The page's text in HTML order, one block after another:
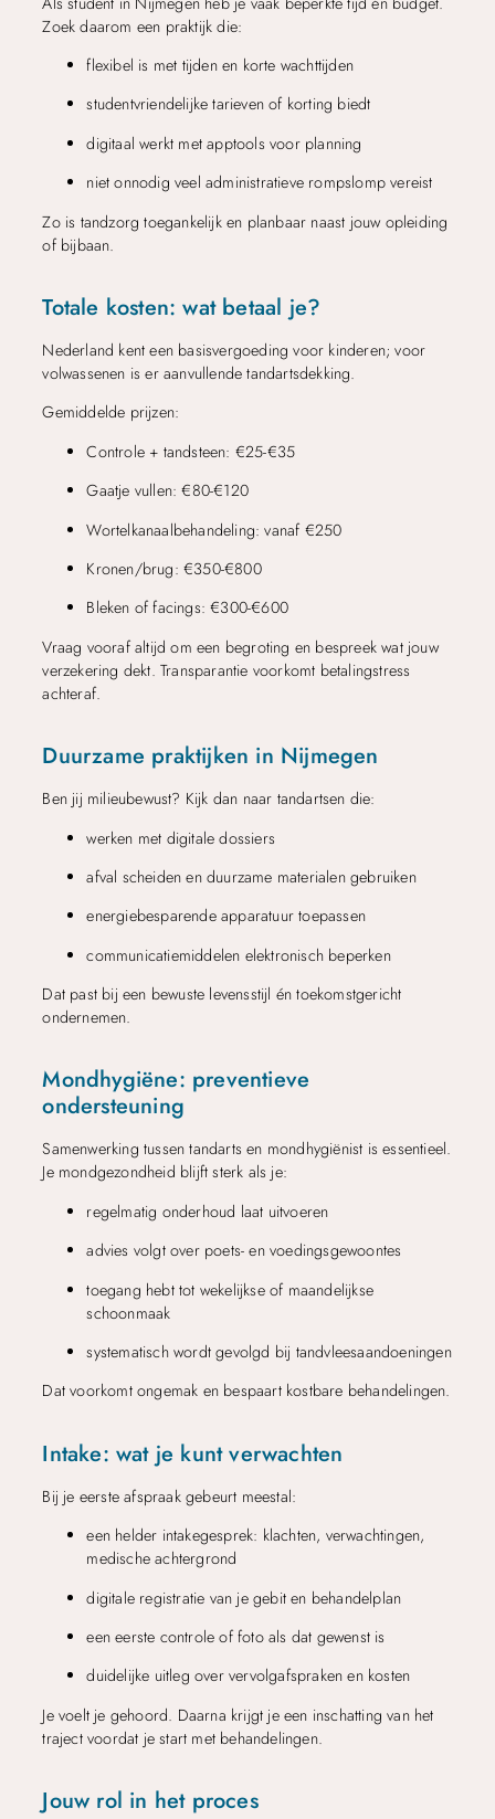
Zoek daarom een praktijk die:
flexibel is met tijden en korte wachttijden
studentvriendelijke tarieven of korting biedt
digitaal werkt met apptools voor planning
niet onnodig veel administratieve rompslomp vereist
Zo is tandzorg toegankelijk en planbaar naast jouw opleiding
of bijbaan.
Totale kosten: wat betaal je?
Nederland kent een basisvergoeding voor kinderen; voor
volwassenen is er aanvullende tandartsdekking.
Gemiddelde prijzen:
Controle + tandsteen: €25-€35
Gaatje vullen: €80-€120
Wortelkanaalbehandeling: vanaf €250
Kronen/brug: €350-€800
Bleken of facings: €300-€600
Vraag vooraf altijd om een begroting en bespreek wat jouw
verzekering dekt. Transparantie voorkomt betalingstress
achteraf.
Duurzame praktijken in Nijmegen
Ben jij milieubewust? Kijk dan naar tandartsen die:
werken met digitale dossiers
afval scheiden en duurzame materialen gebruiken
energiebesparende apparatuur toepassen
communicatiemiddelen elektronisch beperken
Dat past bij een bewuste levensstijl én toekomstgericht
ondernemen.
Mondhygiëne: preventieve
ondersteuning
Samenwerking tussen tandarts en mondhygiënist is essentieel.
Je mondgezondheid blijft sterk als je:
regelmatig onderhoud laat uitvoeren
advies volgt over poets- en voedingsgewoontes
toegang hebt tot wekelijkse of maandelijkse
schoonmaak
systematisch wordt gevolgd bij tandvleesaandoeningen
Dat voorkomt ongemak en bespaart kostbare behandelingen.
Intake: wat je kunt verwachten
Bij je eerste afspraak gebeurt meestal:
een helder intakegesprek: klachten, verwachtingen,
medische achtergrond
digitale registratie van je gebit en behandelplan
een eerste controle of foto als dat gewenst is
duidelijke uitleg over vervolgafspraken en kosten
Je voelt je gehoord. Daarna krijgt je een inschatting van het
traject voordat je start met behandelingen.
Jouw rol in het proces